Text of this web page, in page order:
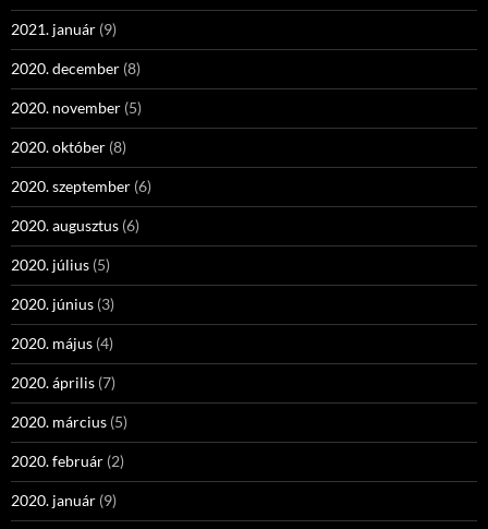
2021. január (9)
2020. december (8)
2020. november (5)
2020. október (8)
2020. szeptember (6)
2020. augusztus (6)
2020. július (5)
2020. június (3)
2020. május (4)
2020. április (7)
2020. március (5)
2020. február (2)
2020. január (9)